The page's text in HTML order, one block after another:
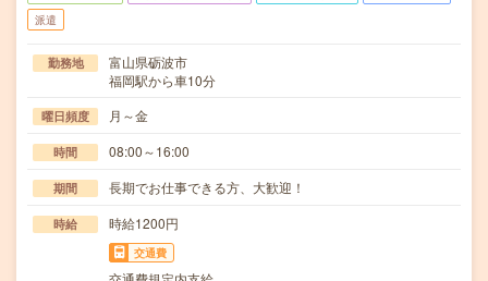
派遣
勤務地
富山県砺波市
福岡駅から車10分
曜日頻度 月～金
時間 08:00～16:00
期間 長期でお仕事できる方、大歓迎！
時給 時給1200円
交通費